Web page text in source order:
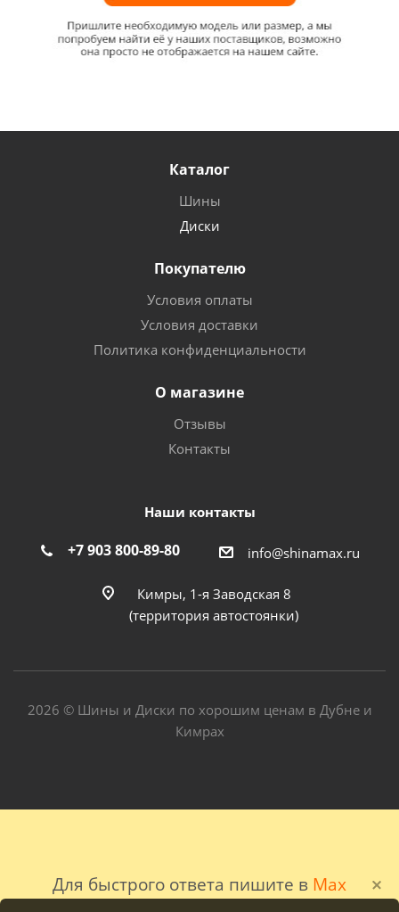
Для быстрого ответа пишите в Max
Каталог
Шины
Диски
Покупателю
Условия оплаты
Условия доставки
Политика конфиденциальности
О магазине
Отзывы
Контакты
Наши контакты
+7 903 800-89-80 info@shinamax.ru
Кимры, 1-я Заводская 8
(территория автостоянки)
2026 © Шины и Диски по хорошим ценам в Дубне и
Кимрах